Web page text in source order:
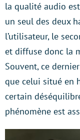
la qualité audio
un seul des deux
l’utilisateur, le
et diffuse donc la
Souvent, ce
que celui situé en
certain
phénomène est